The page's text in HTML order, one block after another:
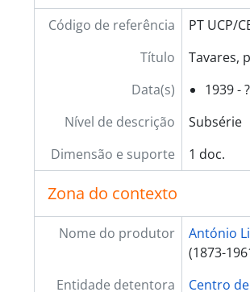
[Subsérie] 355
[Subsérie] 356 -
[Subsérie]
[Subsérie] 357
[Subsérie] 358 -
[Subsérie] 360 -
[Subsérie] 361
[Subsérie] 362
[Subsérie] 364 -
[Subsérie] 365
[Subsérie] 366 -
[Subsérie] 367
[Subsérie] 368 -
Código de referência
PT UCP/
Título
Tavares,
Data(s)
1939 -
Nível de descrição
Subsérie
Dimensão e suporte
1 doc.
Zona do contexto
Nome do produtor
António
(1873-
Entidade detentora
Centro